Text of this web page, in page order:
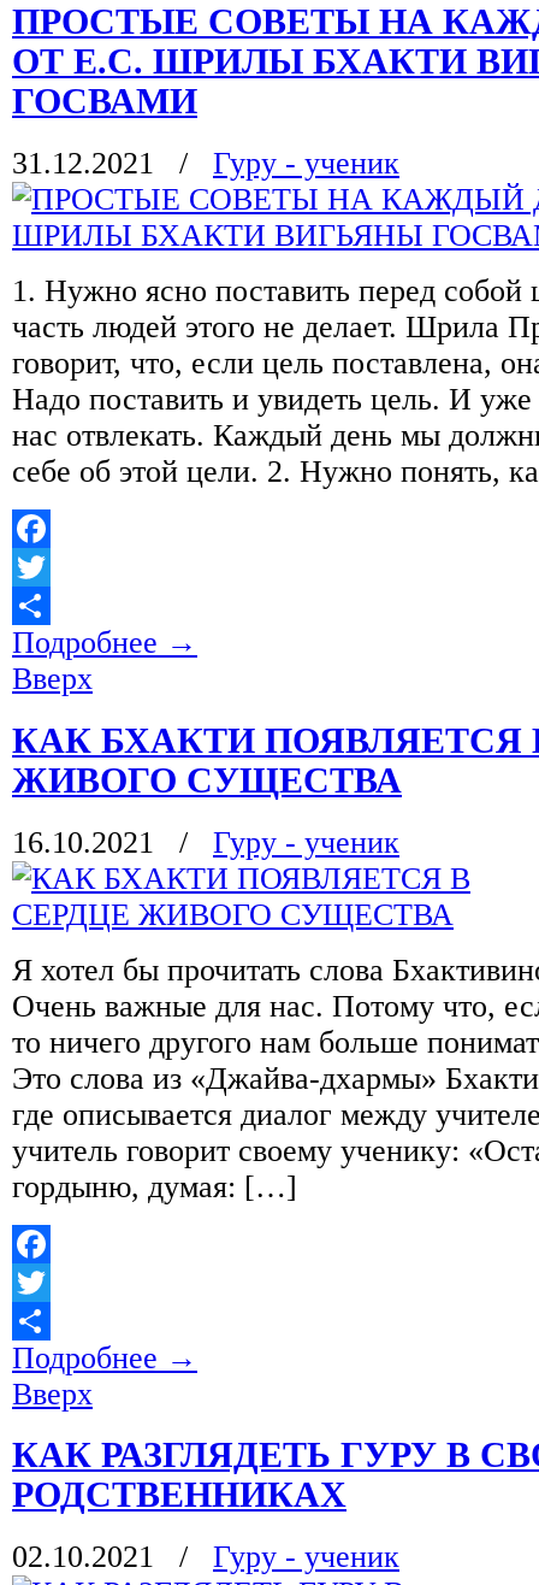
ПРОСТЫЕ СОВЕТЫ НА
ОТ Е.С. ШРИЛЫ БХАКТИ
ГОСВАМИ
31.12.2021 / Гуру - ученик
1. Нужно ясно поставить перед собой
часть людей этого не делает. Шрила
говорит, что, если цель поставлена,
Надо поставить и увидеть цель. И
нас отвлекать. Каждый день мы
себе об этой цели. 2. Нужно понять,
Facebook
Twitter
Отправить
Подробнее →
Вверх
КАК БХАКТИ ПОЯВЛЯЕТСЯ
ЖИВОГО СУЩЕСТВА
16.10.2021 / Гуру - ученик
Я хотел бы прочитать слова
Очень важные для нас. Потому что,
то ничего другого нам больше
Это слова из «Джайва-дхармы»
где описывается диалог между
учитель говорит своему ученику:
гордыню, думая: […]
Facebook
Twitter
Отправить
Подробнее →
Вверх
КАК РАЗГЛЯДЕТЬ ГУРУ В
РОДСТВЕННИКАХ
02.10.2021 / Гуру - ученик